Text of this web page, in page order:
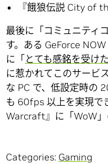
『餓狼伝説 City of
最後に「コミュニティ
す。ある GeForce
に「 とても感銘を受けた
に惹かれてこのサービ
な PC で、低設定時の
も 60fps 以上を実現で
Warcraft』に「WoW」
Categories: Gaming